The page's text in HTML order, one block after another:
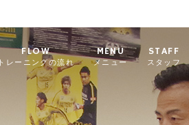
FLOW
トレーニングの流れ
MENU
メニュー
STAFF
スタッフ